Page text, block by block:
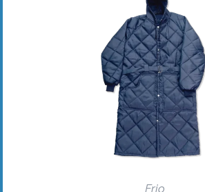
Frio